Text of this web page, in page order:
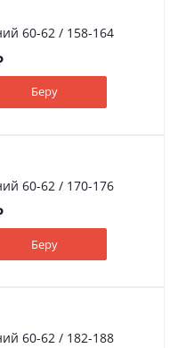
60-62 / 158-164
Беру
60-62 / 170-176
Беру
60-62 / 182-188